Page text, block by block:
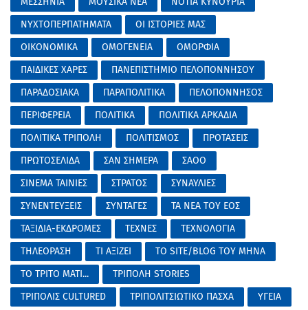
ΝΥΧΤΟΠΕΡΠΑΤΗΜΑΤΑ
ΟΙ ΙΣΤΟΡΙΕΣ ΜΑΣ
ΟΙΚΟΝΟΜΙΚΑ
ΟΜΟΓΕΝΕΙΑ
ΟΜΟΡΦΙΑ
ΠΑΙΔΙΚΕΣ ΧΑΡΕΣ
ΠΑΝΕΠΙΣΤΗΜΙΟ ΠΕΛΟΠΟΝΝΗΣΟΥ
ΠΑΡΑΔΟΣΙΑΚΑ
ΠΑΡΑΠΟΛΙΤΙΚΑ
ΠΕΛΟΠΟΝΝΗΣΟΣ
ΠΕΡΙΦΕΡΕΙΑ
ΠΟΛΙΤΙΚΑ
ΠΟΛΙΤΙΚΑ ΑΡΚΑΔΙΑ
ΠΟΛΙΤΙΚΑ ΤΡΙΠΟΛΗ
ΠΟΛΙΤΙΣΜΟΣ
ΠΡΟΤΑΣΕΙΣ
ΠΡΩΤΟΣΕΛΙΔΑ
ΣΑΝ ΣΗΜΕΡΑ
ΣΑΟΟ
ΣΙΝΕΜΑ ΤΑΙΝΙΕΣ
ΣΤΡΑΤΟΣ
ΣΥΝΑΥΛΙΕΣ
ΣΥΝΕΝΤΕΥΞΕΙΣ
ΣΥΝΤΑΓΕΣ
ΤΑ ΝΕΑ ΤΟΥ ΕΟΣ
ΤΑΞΙΔΙΑ-ΕΚΔΡΟΜΕΣ
ΤΕΧΝΕΣ
ΤΕΧΝΟΛΟΓΙΑ
ΤΗΛΕΟΡΑΣΗ
ΤΙ ΑΞΙΖΕΙ
ΤΟ SITE/BLOG ΤΟΥ ΜΗΝΑ
ΤΟ ΤΡΙΤΟ ΜΑΤΙ...
ΤΡΙΠΟΛΗ STORIES
ΤΡΙΠΟΛΙΣ CULTURED
ΤΡΙΠΟΛΙΤΣΙΩΤΙΚΟ ΠΑΣΧΑ
ΥΓΕΙΑ